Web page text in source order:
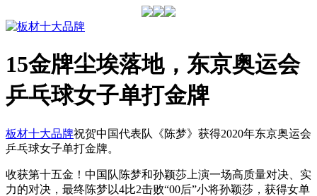
15金牌尘埃落地，东京奥运会
乒乓球女子单打金牌
板材十大品牌祝贺中国代表队《陈梦》获得2020年东京奥运会
乒乓球女子单打金牌。
收获第十五金！中国队陈梦和孙颖莎上演一场高质量对决、实
力的对决，最终陈梦以4比2击败“00后”小将孙颖莎，获得女单